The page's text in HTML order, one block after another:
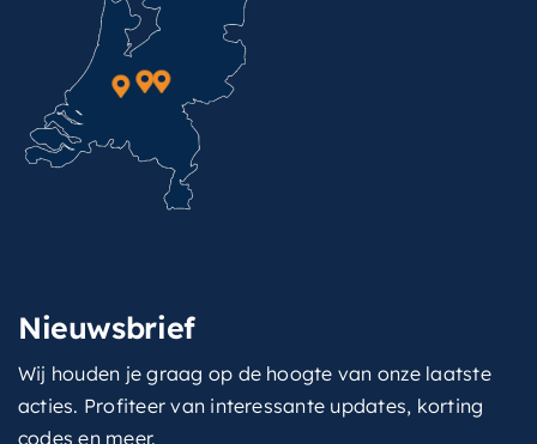
Nieuwsbrief
Wij houden je graag op de hoogte van onze laatste
acties. Profiteer van interessante updates, korting
codes en meer.